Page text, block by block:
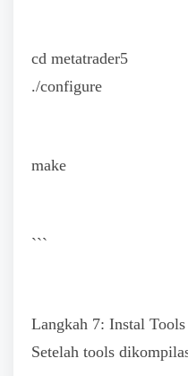
cd metatrader5
./configure
make
```
Langkah 7: Instal Tools
Setelah tools